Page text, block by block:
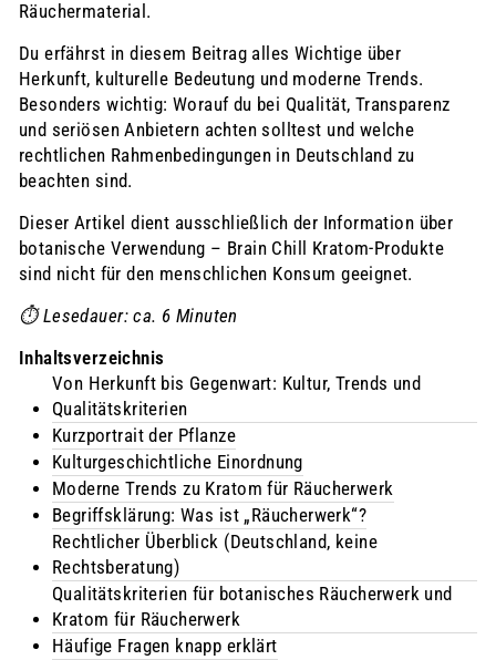
Räuchermaterial.
Du erfährst in diesem Beitrag alles Wichtige über
Herkunft, kulturelle Bedeutung und moderne Trends.
Besonders wichtig: Worauf du bei Qualität, Transparenz
und seriösen Anbietern achten solltest und welche
rechtlichen Rahmenbedingungen in Deutschland zu
beachten sind.
Dieser Artikel dient ausschließlich der Information über
botanische Verwendung – Brain Chill Kratom-Produkte
sind nicht für den menschlichen Konsum geeignet.
⏱️ Lesedauer: ca. 6 Minuten
Inhaltsverzeichnis
Von Herkunft bis Gegenwart: Kultur, Trends und
Qualitätskriterien
Kurzportrait der Pflanze
Kulturgeschichtliche Einordnung
Moderne Trends zu Kratom für Räucherwerk
Begriffsklärung: Was ist „Räucherwerk“?
Rechtlicher Überblick (Deutschland, keine
Rechtsberatung)
Qualitätskriterien für botanisches Räucherwerk und
Kratom für Räucherwerk
Häufige Fragen knapp erklärt